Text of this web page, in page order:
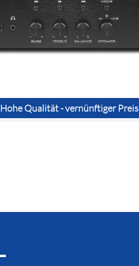
Hohe Qualität - vernünftiger Preis